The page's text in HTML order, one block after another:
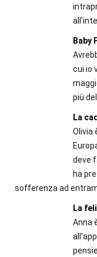
Baby
cui io
più
La
Olivia
deve
ha
sofferenza ad
La
Anna